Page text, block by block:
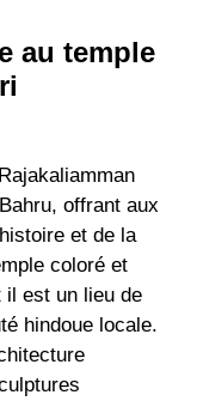
au temple
offrant aux
et de la
coloré et
il est un lieu de
hindoue locale.